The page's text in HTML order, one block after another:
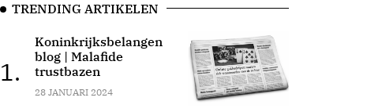
TRENDING ARTIKELEN
1.
Koninkrijksbelangen
blog | Malafide
trustbazen
28 JANUARI 2024